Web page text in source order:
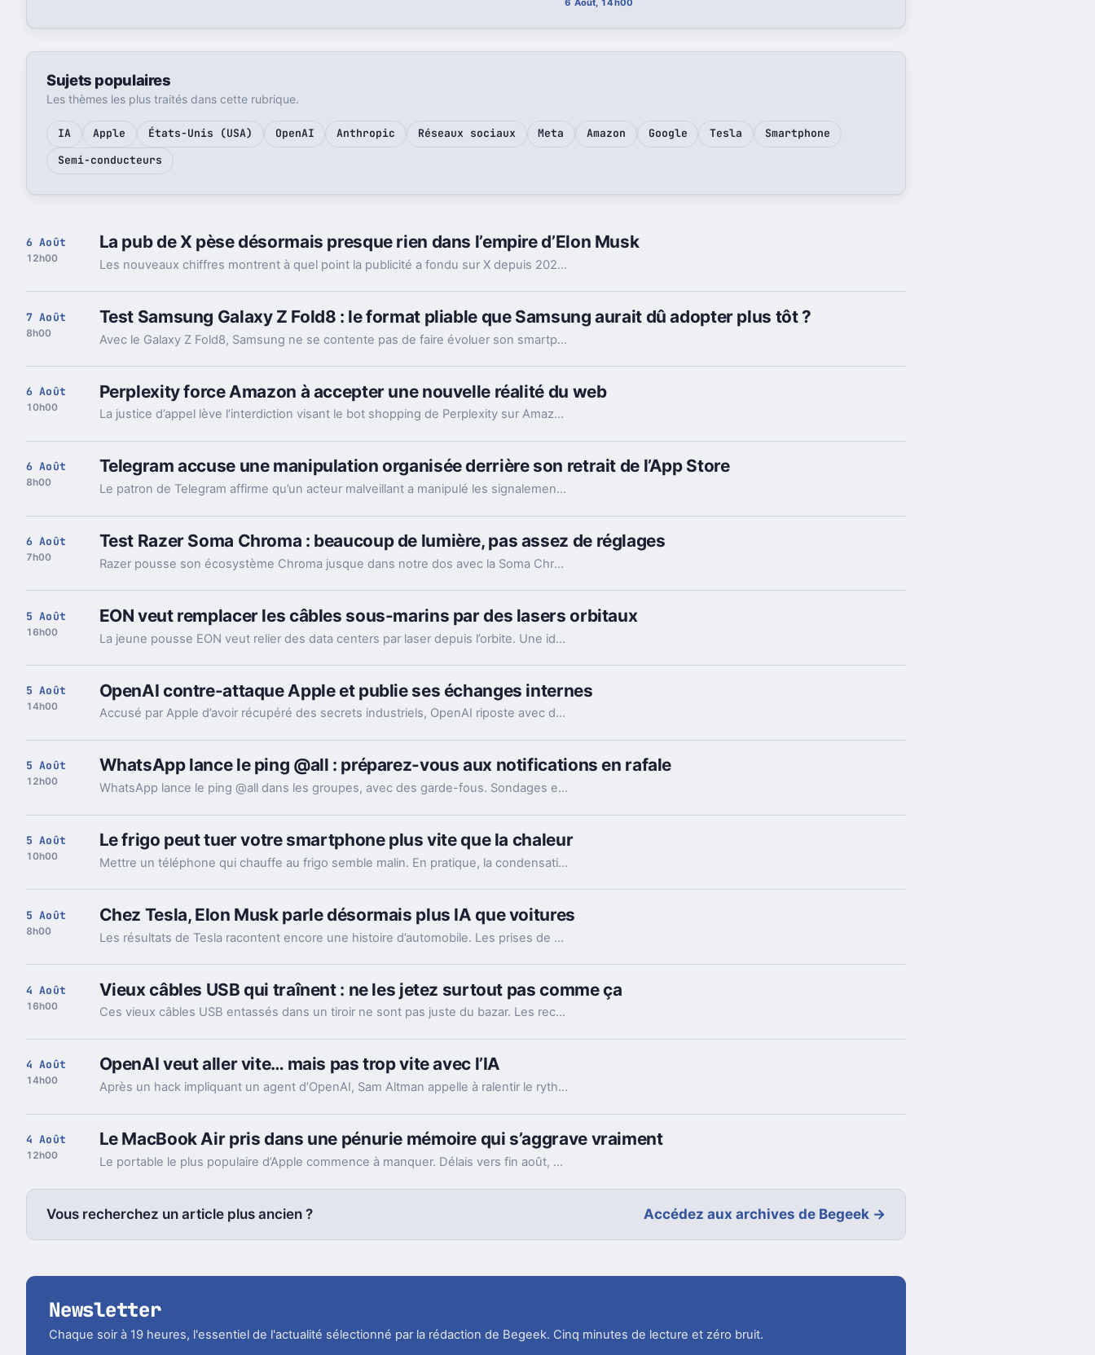
6 Août, 14h00
Sujets populaires
Les thèmes les plus traités dans cette rubrique.
IA Apple États-Unis (USA) OpenAI Anthropic Réseaux sociaux Meta Amazon Google Tesla
Smartphone
Semi-conducteurs
6 Août
12h00
La pub de X pèse désormais presque rien dans l’empire d’Elon Musk
Les nouveaux chiffres montrent à quel point la publicité a fondu sur X depuis 2022. Et même en légère hausse sur un trimestre, elle pèse peu dans l’ensemble.
7 Août
8h00
Test Samsung Galaxy Z Fold8 : le format pliable que Samsung aurait dû adopter plus tôt ?
Avec le Galaxy Z Fold8, Samsung ne se contente pas de faire évoluer son smartphone pliable : il change complètement sa philosophie avec un appareil plus court, plus large et étonnamment compact. Un choix qui fonctionne particulièrement bien au quotidien, même si les concessions faites sur la photo et l’autonomie sont difficiles à ignorer sur un smartphone vendu à partir de 1 999 euros.
6 Août
10h00
Perplexity force Amazon à accepter une nouvelle réalité du web
La justice d’appel lève l’interdiction visant le bot shopping de Perplexity sur Amazon. Une victoire nette, mais loin d’être la fin du match.
6 Août
8h00
Telegram accuse une manipulation organisée derrière son retrait de l’App Store
Le patron de Telegram affirme qu’un acteur malveillant a manipulé les signalements pour faire retirer l’app par Apple. Un précédent qui inquiète vraiment.
6 Août
7h00
Test Razer Soma Chroma : beaucoup de lumière, pas assez de réglages
Razer pousse son écosystème Chroma jusque dans notre dos avec la Soma Chroma, une chaise gaming bardée de RGB et proposée à 529,99 euros. Spectaculaire dans un setup, confortable au quotidien, elle nous laisse pourtant un sentiment mitigé face à une ergonomie étonnamment peu personnalisable à ce niveau de prix.
5 Août
16h00
EON veut remplacer les câbles sous-marins par des lasers orbitaux
La jeune pousse EON veut relier des data centers par laser depuis l’orbite. Une idée très ambitieuse, portée par l’explosion des besoins en IA.
5 Août
14h00
OpenAI contre-attaque Apple et publie ses échanges internes
Accusé par Apple d’avoir récupéré des secrets industriels, OpenAI riposte avec des mails et des logs de chat. L’enjeu va bien au-delà du simple procès.
5 Août
12h00
WhatsApp lance le ping @all : préparez-vous aux notifications en rafale
WhatsApp lance le ping @all dans les groupes, avec des garde-fous. Sondages et création de sous-groupes gagnent aussi en souplesse.
5 Août
10h00
Le frigo peut tuer votre smartphone plus vite que la chaleur
Mettre un téléphone qui chauffe au frigo semble malin. En pratique, la condensation et le choc thermique peuvent l’abîmer bien plus vite.
5 Août
8h00
Chez Tesla, Elon Musk parle désormais plus IA que voitures
Les résultats de Tesla racontent encore une histoire d’automobile. Les prises de parole d’Elon Musk, elles, regardent de plus en plus vers l’IA et les robots.
4 Août
16h00
Vieux câbles USB qui traînent : ne les jetez surtout pas comme ça
Ces vieux câbles USB entassés dans un tiroir ne sont pas juste du bazar. Les recycler, les donner ou en garder quelques-uns peut vraiment faire la différence.
4 Août
14h00
OpenAI veut aller vite… mais pas trop vite avec l’IA
Après un hack impliquant un agent d’OpenAI, Sam Altman appelle à ralentir le rythme de l’IA. Mais le vrai débat ne se limite pas à freiner.
4 Août
12h00
Le MacBook Air pris dans une pénurie mémoire qui s’aggrave vraiment
Le portable le plus populaire d’Apple commence à manquer. Délais vers fin août, voire septembre, et Apple cherche déjà des parades côté mémoire.
Vous recherchez un article plus ancien ? Accédez aux archives de Begeek →
Newsletter
Chaque soir à 19 heures, l'essentiel de l'actualité sélectionné par la rédaction de Begeek. Cinq minutes de lecture et zéro bruit.